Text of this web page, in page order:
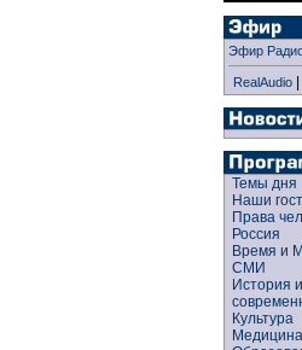
Эфир
RealAudio|
Темы дня
Наши
Права
Россия
Время и
СМИ
История и
Культура
Медицина